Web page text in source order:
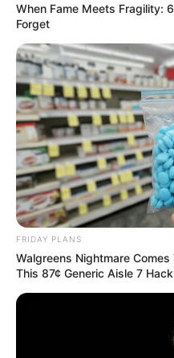
When Fame Meets Fragility:
Forget
FRIDAY PLANS
Walgreens Nightmare
This 87¢ Generic Aisle 7 Hack